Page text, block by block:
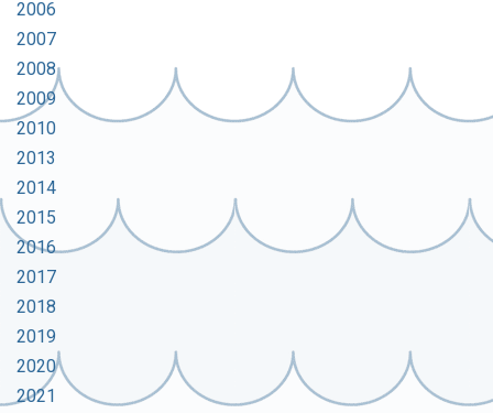
2006
2007
2008
2009
2010
2013
2014
2015
2016
2017
2018
2019
2020
2021